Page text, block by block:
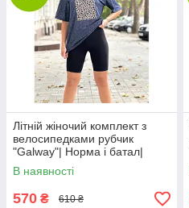
Літній жіночий комплект з
велосипедками рубчик
"Galway"| Норма і батал|
Розпродаж моделі
В наявності
570 ₴ 610 ₴